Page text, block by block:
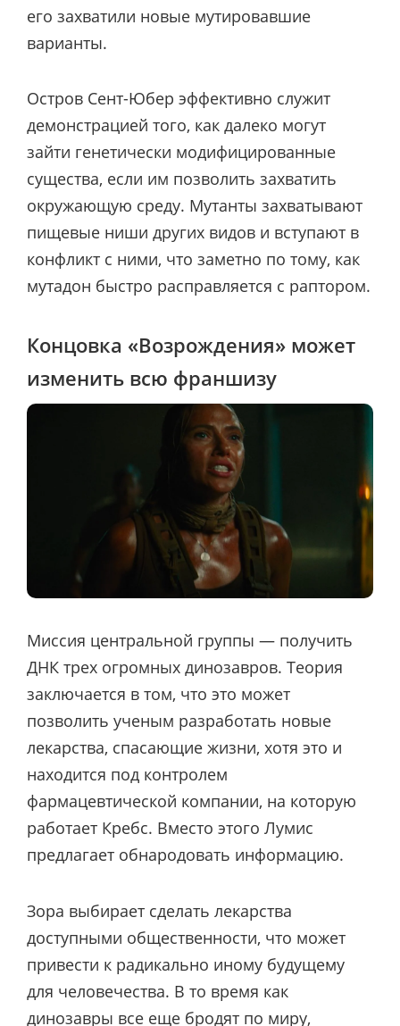
его захватили новые мутировавшие
варианты.
Остров Сент-Юбер эффективно служит
демонстрацией того, как далеко могут
зайти генетически модифицированные
существа, если им позволить захватить
окружающую среду. Мутанты захватывают
пищевые ниши других видов и вступают в
конфликт с ними, что заметно по тому, как
мутадон быстро расправляется с раптором.
Концовка «Возрождения» может
изменить всю франшизу
Миссия центральной группы — получить
ДНК трех огромных динозавров. Теория
заключается в том, что это может
позволить ученым разработать новые
лекарства, спасающие жизни, хотя это и
находится под контролем
фармацевтической компании, на которую
работает Кребс. Вместо этого Лумис
предлагает обнародовать информацию.
Зора выбирает сделать лекарства
доступными общественности, что может
привести к радикально иному будущему
для человечества. В то время как
динозавры все еще бродят по миру,